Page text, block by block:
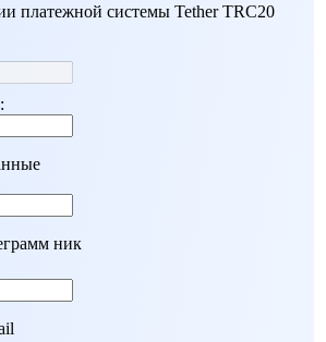
платежной системы Tether TRC20
:
ник